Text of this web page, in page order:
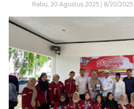
Rabu, 20 Agustus 2025 | 8/20/